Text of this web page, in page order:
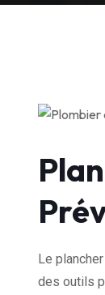
Le
des outils